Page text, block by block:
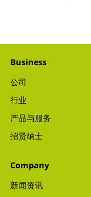
Business
公司
行业
产品与服务
招贤纳士
Company
新闻资讯